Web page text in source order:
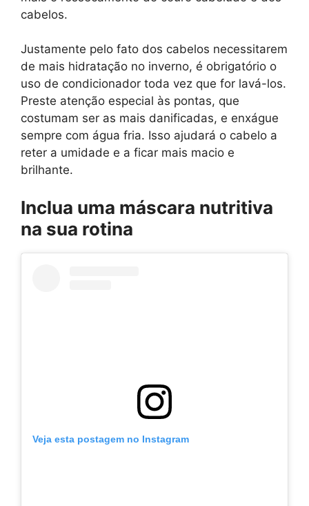
cabelos.
Justamente pelo fato dos cabelos necessitarem
de mais hidratação no inverno, é obrigatório o
uso de condicionador toda vez que for lavá-los.
Preste atenção especial às pontas, que
costumam ser as mais danificadas, e enxágue
sempre com água fria. Isso ajudará o cabelo a
reter a umidade e a ficar mais macio e
brilhante.
Inclua uma máscara nutritiva
na sua rotina
Veja esta postagem no Instagram